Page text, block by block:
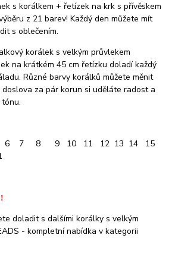
s korálkem + řetízek na krk s přívěskem
z 21 barev! Každý den můžete mít
s oblečením.
korálek s velkým průvlekem
na krátkém 45 cm řetízku doladí každý
Různé barvy korálků můžete měnit
za pár korun si uděláte radost a
8 9 10 11 12 13 14 15
doladit s dalšími korálky s velkým
- kompletní nabídka v kategorii